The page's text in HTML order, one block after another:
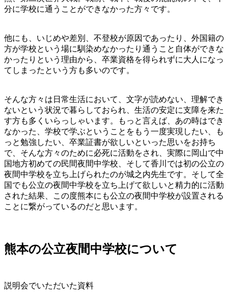
分に学校に通うことができなかった方々です。
他にも、いじめや差別、不登校が原因であったり、外国籍の
方が学校という場に馴染めなかったり通うこと自体ができな
かったりという理由から、卒業資格を得られずに大人になっ
てしまったという方も多いのです。
そんな方々は日常生活において、文字が読めない、理解でき
ないという状況で暮らしておられ、生活の安定に支障を来た
す方も多くいらっしゃいます。もっと言えば、あの時はでき
なかった、学校で学ぶということをもう一度実現したい、も
っと勉強したい、卒業証書が欲しいといった思いをお持ち
で、そんな方々のために必死に活動をされ、実際に岡山で中
国地方初めての民間夜間中学校、そして香川では初の公立の
夜間中学校を立ち上げられたのが城之内先生です。そして全
国でも公立の夜間中学校を立ち上げて欲しいと精力的に活動
された結果、この度熊本にも公立の夜間中学校が設置される
ことに繋がっているのだと思います。
熊本の公立夜間中学校について
説明会でいただいた資料